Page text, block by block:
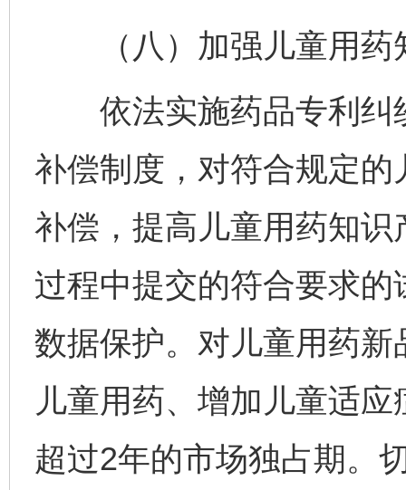
（八）加强儿童用药
依法实施药品专利纠
补偿制度，对符合规定
补偿，提高儿童用药知
过程中提交的符合要求
数据保护。对儿童用药
儿童用药、增加儿童适
超过2年的市场独占期。